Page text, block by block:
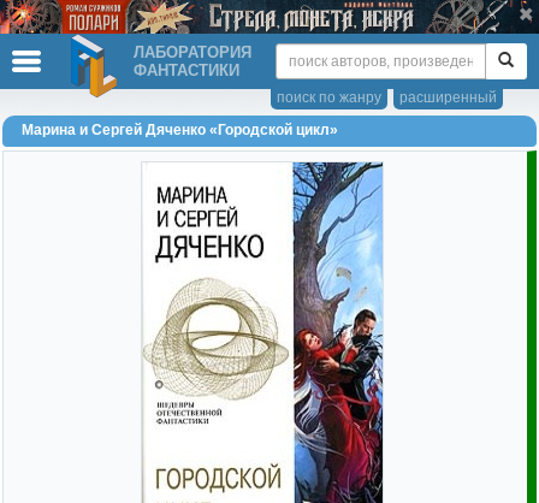
ЛАБОРАТОРИЯ
ФАНТАСТИКИ
расширенный
поиск по жанру
Марина и Сергей Дяченко «Городской цикл»